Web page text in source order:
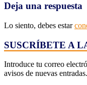
Deja una respuesta
Lo siento, debes estar
SUSCRÍBETE A
Introduce tu correo
avisos de nuevas entradas.